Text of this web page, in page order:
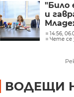
"Било
и
г. са
мъж в
14:56,
Чете се
ВОДЕЩИ